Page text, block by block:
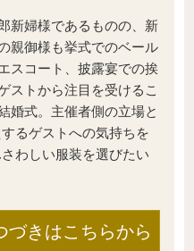
新婦様であるものの、新
親御様も挙式でのベール
スコート、披露宴での挨
ストから注目を受けるこ
婚式。主催者側の立場と
るゲストへの気持ちを
わしい服装を選びたい
づきはこちらから